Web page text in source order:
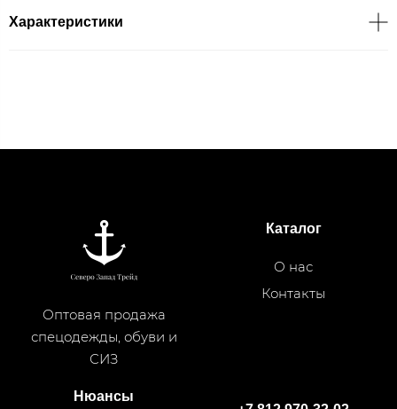
Характеристики
Оптовая продажа
спецодежды, обуви и
СИЗ
Каталог
О нас
Контакты
Нюансы